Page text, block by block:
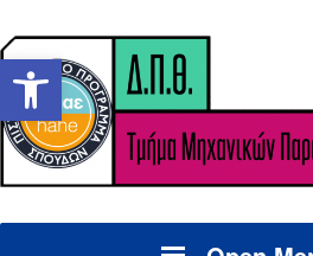
Ανοίξτε τη γραμμή εργαλείων